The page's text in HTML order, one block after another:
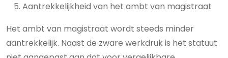
Aantrekkelijkheid van het ambt van magistraat
Het ambt van magistraat wordt steeds minder
aantrekkelijk. Naast de zware werkdruk is het statuut